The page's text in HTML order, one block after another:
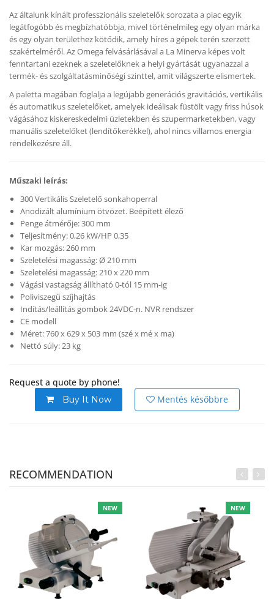
Az általunk kínált professzionális szeletelők sorozata a piac egyik
legátfogóbb és megbízhatóbbja, mivel történelmileg egy olyan márka
és egy olyan területhez kötődik, amely híres a gépek terén szerzett
szakértelméről. Az Omega felvásárlásával a La Minerva képes volt
fenntartani ezeknek a szeletelőknek a helyi gyártását ugyanazzal a
termék- és szolgáltatásminőségi szinttel, amit világszerte elismertek.
A paletta magában foglalja a legújabb generációs gravitációs, vertikális
és automatikus szeletelőket, amelyek ideálisak füstölt vagy friss húsok
vágásához kiskereskedelmi üzletekben és szupermarketekben, vagy
manuális szeletelőket (lendítőkerékkel), ahol nincs villamos energia
rendelkezésre áll.
Műszaki leírás:
300 Vertikális Szeletelő sonkahoperral
Anodizált alumínium ötvözet. Beépített élező
Penge átmérője: 300 mm
Teljesítmény: 0,26 kW/HP 0,35
Kar mozgás: 260 mm
Szeletelési magasság: Ø 210 mm
Szeletelési magasság: 210 x 220 mm
Vágási vastagság állítható 0-tól 15 mm-ig
Poliviszegű szíjhajtás
Indítás/leállítás gombok 24VDC-n. NVR rendszer
CE modell
Méret: 760 x 629 x 503 mm (szé x mé x ma)
Nettó súly: 23 kg
Request a quote by phone!
Buy It Now Mentés későbbre
RECOMMENDATION
NEW NEW